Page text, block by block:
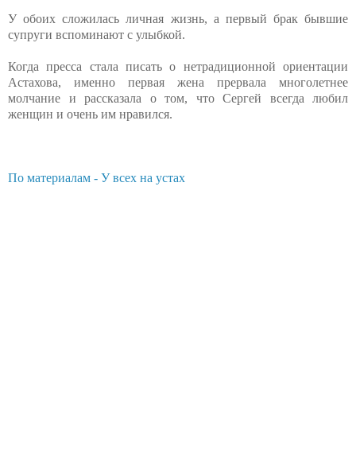
У обоих сложилась личная жизнь, а первый брак бывшие
супруги вспоминают с улыбкой.
Когда пресса стала писать о нетрадиционной ориентации
Астахова, именно первая жена прервала многолетнее
молчание и рассказала о том, что Сергей всегда любил
женщин и очень им нравился.
По материалам - У всех на устах